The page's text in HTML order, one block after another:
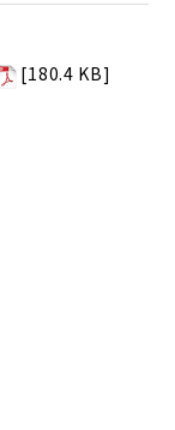
[180.4 KB]